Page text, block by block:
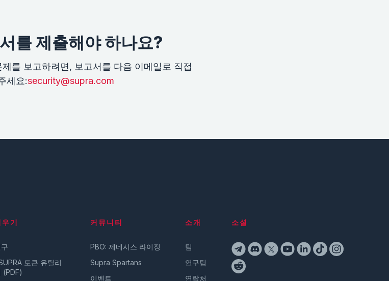
를 제출해야 하나요?
를 보고하려면, 보고서를 다음 이메일로 직접
세요:security@supra.com
우기
토큰 유틸리
(PDF)
커뮤니티
PBO: 제네시스 라이징
Supra Spartans
이벤트
소개
팀
연구팀
연락처
소셜